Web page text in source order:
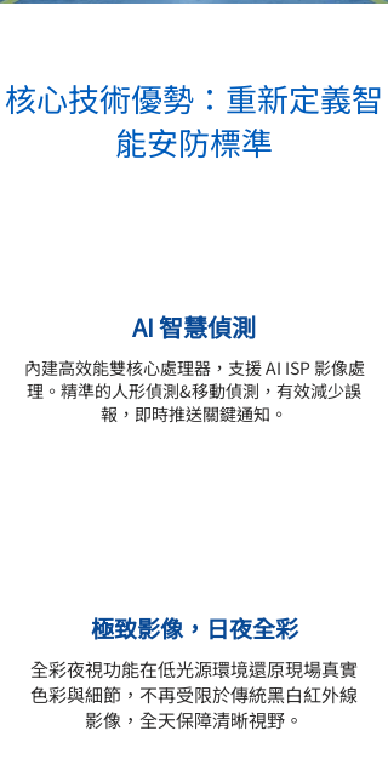
核心技術優勢：重新定義智
能安防標準
AI 智慧偵測
內建高效能雙核心處理器，支援 AI ISP 影像處
理。精準的人形偵測&移動偵測，有效減少誤
報，即時推送關鍵通知。
極致影像，日夜全彩
全彩夜視功能在低光源環境還原現場真實
色彩與細節，不再受限於傳統黑白紅外線
影像，全天保障清晰視野。